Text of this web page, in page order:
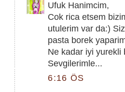
Ufuk Hanimcim,
Cok rica etsem
utulerim var da:)
pasta borek
Ne kadar iyi yurekli
Sevgilerimle...
6:16 ÖS